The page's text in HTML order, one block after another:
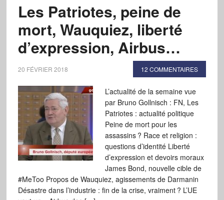
Les Patriotes, peine de
mort, Wauquiez, liberté
d’expression, Airbus…
20 FÉVRIER 2018 12 COMMENTAIRES
L’actualité de la semaine vue
par Bruno Gollnisch : FN, Les
Patriotes : actualité politique
Peine de mort pour les
assassins ? Race et religion :
questions d’identité Liberté
d’expression et devoirs moraux
James Bond, nouvelle cible de
#MeToo Propos de Wauquiez, agissements de Darmanin
Désastre dans l’industrie : fin de la crise, vraiment ? L’UE